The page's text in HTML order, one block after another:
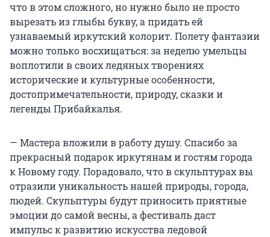
что в этом сложного, но нужно было не просто
вырезать из глыбы букву, а придать ей
узнаваемый иркутский колорит. Полету фантазии
можно только восхищаться: за неделю умельцы
воплотили в своих ледяных творениях
исторические и культурные особенности,
достопримечательности, природу, сказки и
легенды Прибайкалья.
— Мастера вложили в работу душу. Спасибо за
прекрасный подарок иркутянам и гостям города
к Новому году. Порадовало, что в скульптурах вы
отразили уникальность нашей природы, города,
людей. Скульптуры будут приносить приятные
эмоции до самой весны, а фестиваль даст
импульс к развитию искусства ледовой